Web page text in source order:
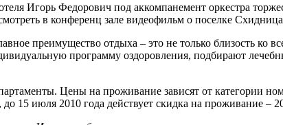
Игорь Федорович под аккомпанемент оркестра
в конференц зале видеофильм о поселке Схидница
преимущество отдыха – это не только близость ко
программу оздоровления, подбирают
Цены на проживание зависят от категории
15 июля 2010 года действует скидка на проживание –